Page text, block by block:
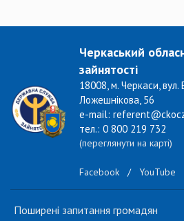
Черкаський
зайнятості
18008, м. Черкаси,
Ложешнікова, 56
e-mail:
тел.: 0 800 219 732
(переглянути на карті)
Facebook / YouTube
Поширені запитання громадян